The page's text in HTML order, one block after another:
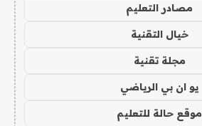
مصادر التعليم
خيال التقنية
مجلة تقنية
يو ان بي الرياضي
موقع حالة للتعليم